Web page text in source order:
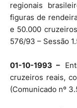
regionais
figuras de
e 50.000
576/93 – Sessão
01-10-1993 –
cruzeiros reais,
(Comunicado nº